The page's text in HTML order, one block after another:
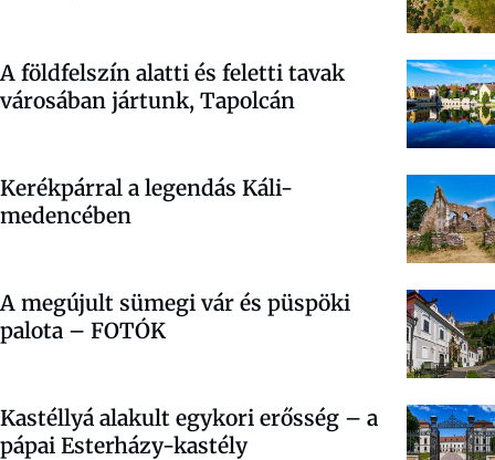
A földfelszín alatti és feletti tavak
városában jártunk, Tapolcán
Kerékpárral a legendás Káli-
medencében
A megújult sümegi vár és püspöki
palota – FOTÓK
Kastéllyá alakult egykori erősség – a
pápai Esterházy-kastély